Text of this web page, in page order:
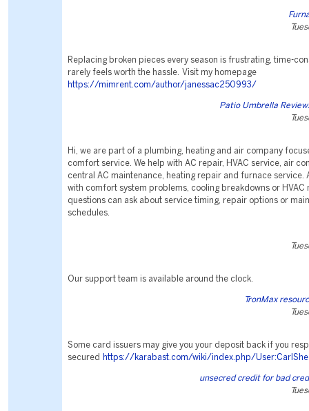
Replacing broken pieces every season is frustrating, time-
rarely feels worth the hassle. Visit my homepage
https://mimrent.com/author/janessac250993/
Patio Umbrella
Hi, we are part of a plumbing, heating and air company
comfort service. We help with AC repair, HVAC service, air
central AC maintenance, heating repair and furnace service.
with comfort system problems, cooling breakdowns or HVAC
questions can ask about service timing, repair options or
schedules.
Our support team is available around the clock.
TronMax
Some card issuers may give you your deposit back if you
secured
https://karabast.com/wiki/index.php/
unsecred credit for bad